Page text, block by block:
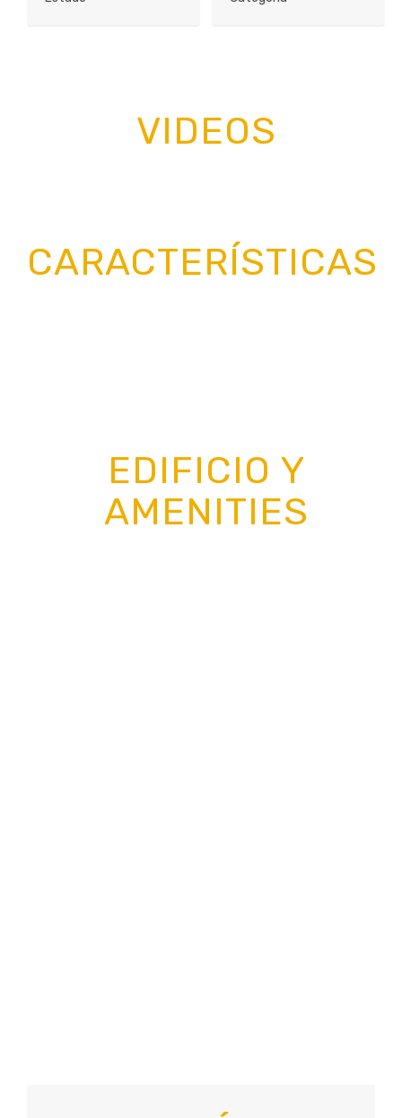
VIDEOS
CARACTERÍSTICAS
EDIFICIO Y
AMENITIES